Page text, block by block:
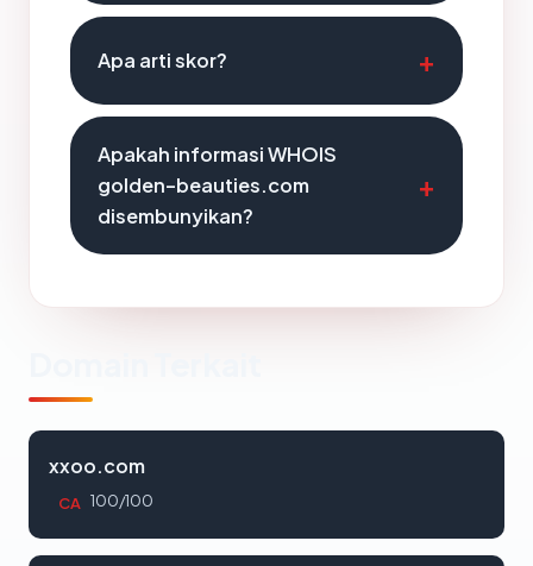
Apa arti skor?
Apakah informasi WHOIS
golden-beauties.com
disembunyikan?
xxoo.com
CA 100/100